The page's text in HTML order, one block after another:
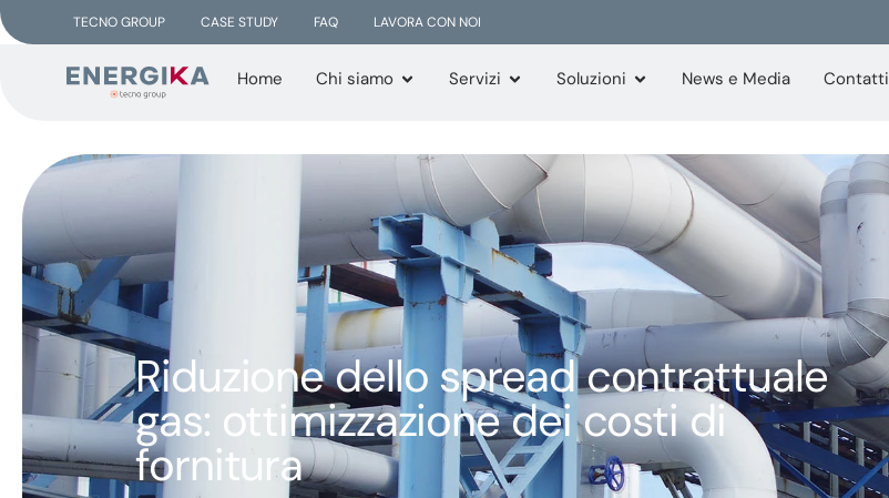
TECNO GROUP CASE STUDY FAQ LAVORA CON NOI
Home Chi siamo Servizi Soluzioni News e Media Contatti
Riduzione dello spread contrattuale
gas: ottimizzazione dei costi di
fornitura